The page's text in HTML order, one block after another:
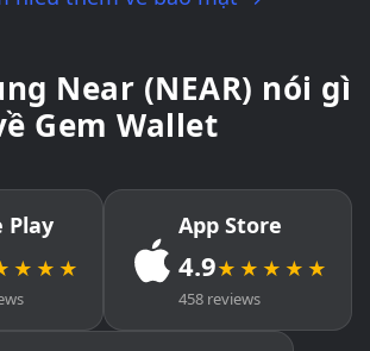
Near (NEAR) nói gì
Gem Wallet
Play App Store
4.9★★★★★
458 reviews